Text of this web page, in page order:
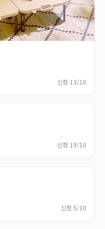
신청 13/10
신청 19/10
신청 5/10